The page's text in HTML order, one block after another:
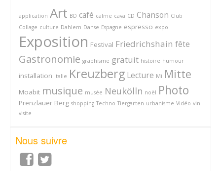
application Art BD café calme cava CD Chanson Club
Collage culture Dahlem Danse Espagne espresso expo
Exposition Festival Friedrichshain fête
Gastronomie graphisme gratuit histoire humour
installation Italie Kreuzberg Lecture Mi Mitte
Moabit musique musée Neukölln noël Photo
Prenzlauer Berg shopping Techno Tiergarten urbanisme Vidéo vin
visite
Nous suivre